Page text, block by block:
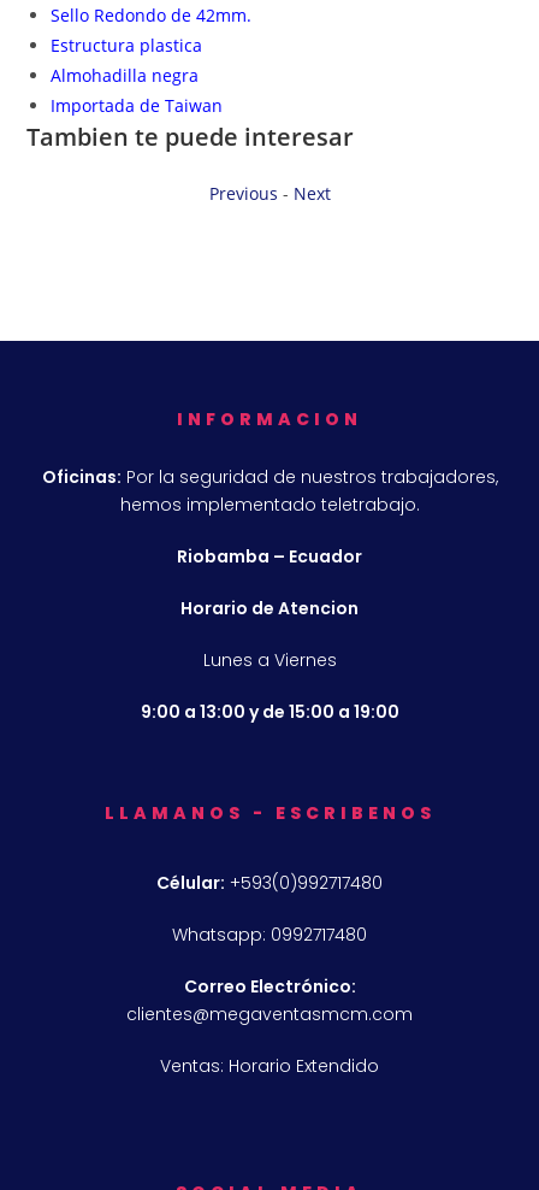
Sello Redondo de 42mm.
Estructura plastica
Almohadilla negra
Importada de Taiwan
Tambien te puede interesar
Previous - Next
INFORMACION
Oficinas: Por la seguridad de nuestros trabajadores,
hemos implementado teletrabajo.
Riobamba – Ecuador
Horario de Atencion
Lunes a Viernes
9:00 a 13:00 y de 15:00 a 19:00
LLAMANOS - ESCRIBENOS
Célular: +593(0)992717480
Whatsapp: 0992717480
Correo Electrónico:
clientes@megaventasmcm.com
Ventas: Horario Extendido